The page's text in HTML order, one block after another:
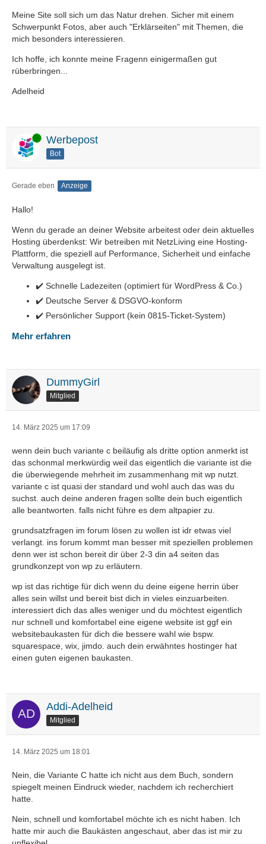
Meine Site soll sich um das Natur drehen. Sicher mit einem
Schwerpunkt Fotos, aber auch "Erklärseiten" mit Themen, die
mich besonders interessieren.
Ich hoffe, ich konnte meine Fragenn einigermaßen gut
rüberbringen...
Adelheid
Online Werbepost
Bot
Gerade eben Anzeige
Hallo!
Wenn du gerade an deiner Website arbeitest oder dein aktuelles
Hosting überdenkst: Wir betreiben mit NetzLiving eine Hosting-
Plattform, die speziell auf Performance, Sicherheit und einfache
Verwaltung ausgelegt ist.
✔️ Schnelle Ladezeiten (optimiert für WordPress & Co.)
✔️ Deutsche Server & DSGVO-konform
✔️ Persönlicher Support (kein 0815-Ticket-System)
Mehr erfahren
DummyGirl
Mitglied
14. März 2025 um 17:09
wenn dein buch variante c beiläufig als dritte option anmerkt ist
das schonmal merkwürdig weil das eigentlich die variante ist die
die überwiegende mehrheit im zusammenhang mit wp nutzt.
variante c ist quasi der standard und wohl auch das was du
suchst. auch deine anderen fragen sollte dein buch eigentlich
alle beantworten. falls nicht führe es dem altpapier zu.
grundsatzfragen im forum lösen zu wollen ist idr etwas viel
verlangt. ins forum kommt man besser mit speziellen problemen
denn wer ist schon bereit dir über 2-3 din a4 seiten das
grundkonzept von wp zu erläutern.
wp ist das richtige für dich wenn du deine eigene herrin über
alles sein willst und bereit bist dich in vieles einzuarbeiten.
interessiert dich das alles weniger und du möchtest eigentlich
nur schnell und komfortabel eine eigene website ist ggf ein
websitebaukasten für dich die bessere wahl wie bspw.
squarespace, wix, jimdo. auch dein erwähntes hostinger hat
einen guten eigenen baukasten.
Addi-Adelheid
Mitglied
14. März 2025 um 18:01
Nein, die Variante C hatte ich nicht aus dem Buch, sondern
spiegelt meinen Eindruck wieder, nachdem ich recherchiert
hatte.
Nein, schnell und komfortabel möchte ich es nicht haben. Ich
hatte mir auch die Baukästen angeschaut, aber das ist mir zu